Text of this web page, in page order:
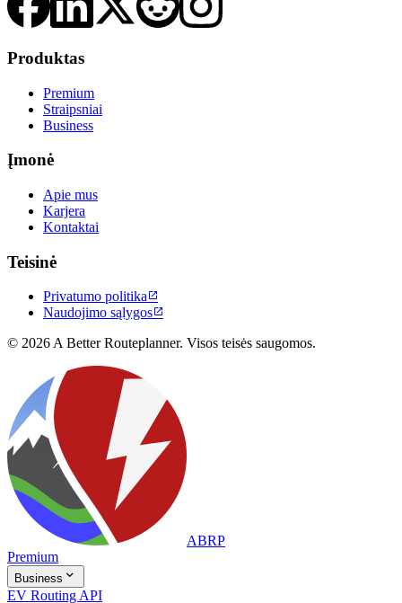
Produktas
Premium
Straipsniai
Business
Įmonė
Apie mus
Karjera
Kontaktai
Teisinė
Privatumo politika
Naudojimo sąlygos
© 2026 A Better Routeplanner. Visos teisės saugomos.
ABRP
Premium
Business 
EV Routing API